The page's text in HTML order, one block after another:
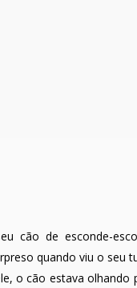
cão de esconde-
quando viu o seu
o cão estava